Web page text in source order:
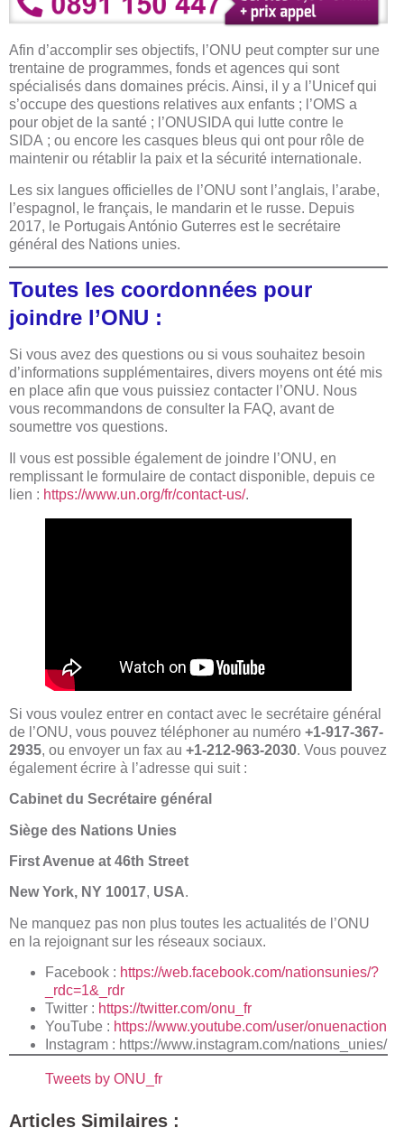
Afin d’accomplir ses objectifs, l’ONU peut compter sur une
trentaine de programmes, fonds et agences qui sont
spécialisés dans domaines précis. Ainsi, il y a l’Unicef qui
s’occupe des questions relatives aux enfants ; l’OMS a
pour objet de la santé ; l’ONUSIDA qui lutte contre le
SIDA ; ou encore les casques bleus qui ont pour rôle de
maintenir ou rétablir la paix et la sécurité internationale.
Les six langues officielles de l’ONU sont l’anglais, l’arabe,
l’espagnol, le français, le mandarin et le russe. Depuis
2017, le Portugais António Guterres est le secrétaire
général des Nations unies.
Toutes les coordonnées pour
joindre l’ONU :
Si vous avez des questions ou si vous souhaitez besoin
d’informations supplémentaires, divers moyens ont été mis
en place afin que vous puissiez contacter l’ONU. Nous
vous recommandons de consulter la FAQ, avant de
soumettre vos questions.
Il vous est possible également de joindre l’ONU, en
remplissant le formulaire de contact disponible, depuis ce
lien : https://www.un.org/fr/contact-us/.
Si vous voulez entrer en contact avec le secrétaire général
de l’ONU, vous pouvez téléphoner au numéro +1-917-367-
2935, ou envoyer un fax au +1-212-963-2030. Vous pouvez
également écrire à l’adresse qui suit :
Cabinet du Secrétaire général
Siège des Nations Unies
First Avenue at 46th Street
New York, NY 10017, USA.
Ne manquez pas non plus toutes les actualités de l’ONU
en la rejoignant sur les réseaux sociaux.
Facebook : https://web.facebook.com/nationsunies/?
_rdc=1&_rdr
Twitter : https://twitter.com/onu_fr
YouTube : https://www.youtube.com/user/onuenaction
Instagram : https://www.instagram.com/nations_unies/
Tweets by ONU_fr
Articles Similaires :